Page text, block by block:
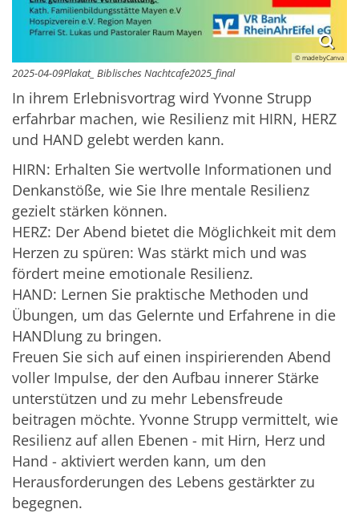
© madebyCanva
2025-04-09Plakat_ Biblisches Nachtcafe2025_final
In ihrem Erlebnisvortrag wird Yvonne Strupp
erfahrbar machen, wie Resilienz mit HIRN, HERZ
und HAND gelebt werden kann.
HIRN: Erhalten Sie wertvolle Informationen und
Denkanstöße, wie Sie Ihre mentale Resilienz
gezielt stärken können.
HERZ: Der Abend bietet die Möglichkeit mit dem
Herzen zu spüren: Was stärkt mich und was
fördert meine emotionale Resilienz.
HAND: Lernen Sie praktische Methoden und
Übungen, um das Gelernte und Erfahrene in die
HANDlung zu bringen.
Freuen Sie sich auf einen inspirierenden Abend
voller Impulse, der den Aufbau innerer Stärke
unterstützen und zu mehr Lebensfreude
beitragen möchte. Yvonne Strupp vermittelt, wie
Resilienz auf allen Ebenen - mit Hirn, Herz und
Hand - aktiviert werden kann, um den
Herausforderungen des Lebens gestärkter zu
begegnen.